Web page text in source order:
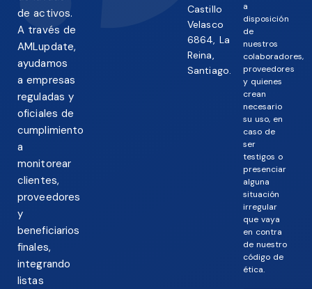
de activos.
A través de
AMLupdate,
ayudamos
a empresas
reguladas y
oficiales de
cumplimiento
a
monitorear
clientes,
proveedores
y
beneficiarios
finales,
integrando
listas
Castillo
Velasco
6864, La
Reina,
Santiago.
a
disposición
de
nuestros
colaboradores,
proveedores
y quienes
crean
necesario
su uso, en
caso de
ser
testigos o
presenciar
alguna
situación
irregular
que vaya
en contra
de nuestro
código de
ética.